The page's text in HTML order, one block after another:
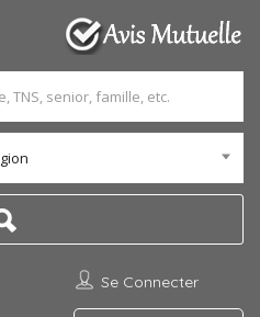
Se Connecter